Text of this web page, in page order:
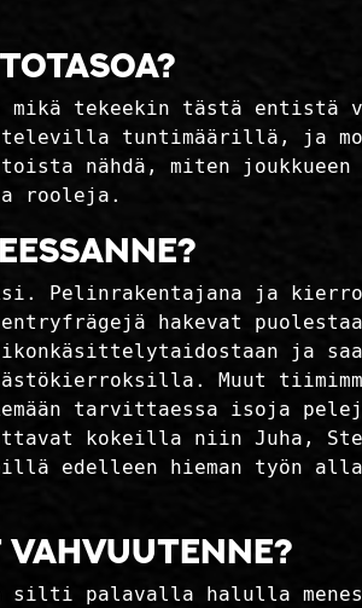
tekeekin tästä entistä
tuntimäärillä, ja
nähdä, miten
rooleja.
Pelinrakentajana ja
hakevat
ja
Muut
tarvittaessa isoja
kokeilla niin Juha,
edelleen hieman työn
vahvuutenne?
silti palavalla halulla